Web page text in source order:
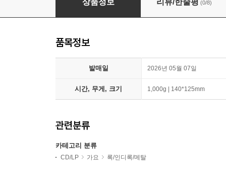
상품정보 리뷰/한줄평 (0/8)
품목정보
발매일 2026년 05월 07일
시간, 무게, 크기 1,000g | 140*125mm
관련분류
카테고리 분류
CD/LP 가요 록/인디록/메탈